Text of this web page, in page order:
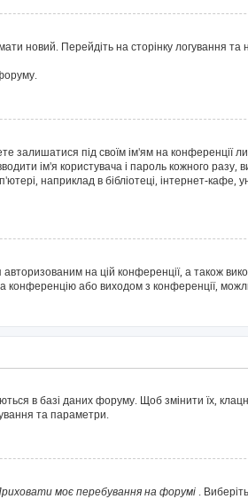
новий. Перейдіть на сторінку логування та
залишатися під своїм ім'ям на конференції
ім'я користувача і пароль кожного разу,
наприклад в бібліотеці, інтернет-кафе,
на цій конференції, а також
конференцію або виходом з конференції,
в базі даних форуму. Щоб змінити їх,
та параметри.
моє перебування на форумі . Виберіть